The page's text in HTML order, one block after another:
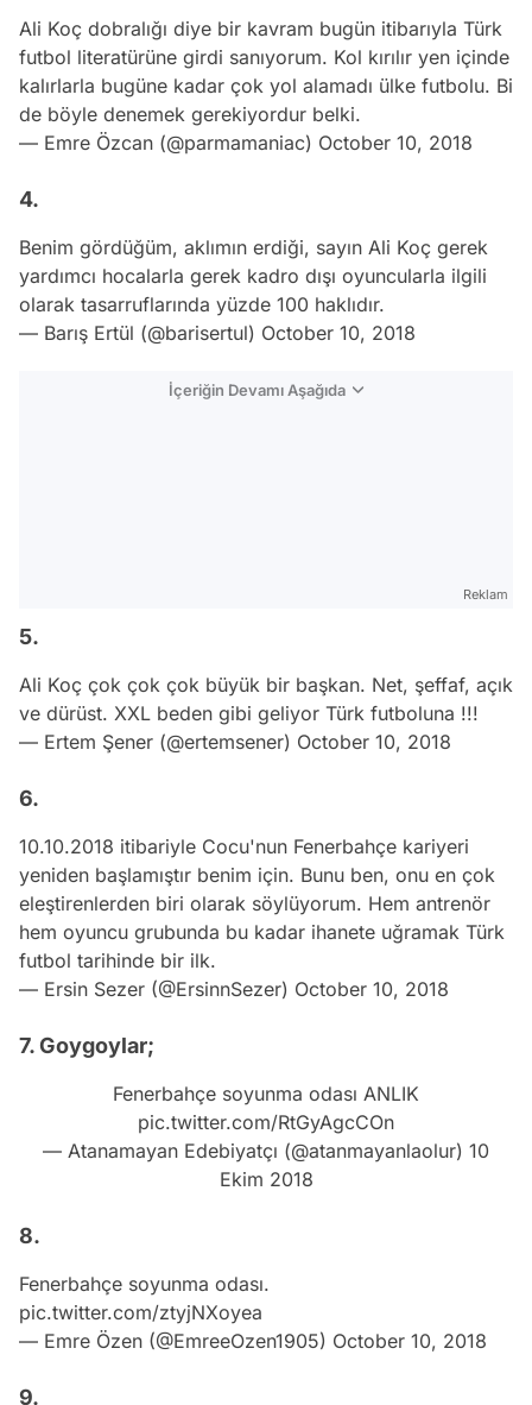
Ali Koç dobralığı diye bir kavram bugün itibarıyla Türk
futbol literatürüne girdi sanıyorum. Kol kırılır yen içinde
kalırlarla bugüne kadar çok yol alamadı ülke futbolu. Bi
de böyle denemek gerekiyordur belki.
— Emre Özcan (@parmamaniac) October 10, 2018
4.
Benim gördüğüm, aklımın erdiği, sayın Ali Koç gerek
yardımcı hocalarla gerek kadro dışı oyuncularla ilgili
olarak tasarruflarında yüzde 100 haklıdır.
— Barış Ertül (@barisertul) October 10, 2018
İçeriğin Devamı Aşağıda
Reklam
5.
Ali Koç çok çok çok büyük bir başkan. Net, şeffaf, açık
ve dürüst. XXL beden gibi geliyor Türk futboluna !!!
— Ertem Şener (@ertemsener) October 10, 2018
6.
10.10.2018 itibariyle Cocu'nun Fenerbahçe kariyeri
yeniden başlamıştır benim için. Bunu ben, onu en çok
eleştirenlerden biri olarak söylüyorum. Hem antrenör
hem oyuncu grubunda bu kadar ihanete uğramak Türk
futbol tarihinde bir ilk.
— Ersin Sezer (@ErsinnSezer) October 10, 2018
7. Goygoylar;
Fenerbahçe soyunma odası ANLIK
pic.twitter.com/RtGyAgcCOn
— Atanamayan Edebiyatçı (@atanmayanlaolur) 10
Ekim 2018
8.
Fenerbahçe soyunma odası.
pic.twitter.com/ztyjNXoyea
— Emre Özen (@EmreeOzen1905) October 10, 2018
9.